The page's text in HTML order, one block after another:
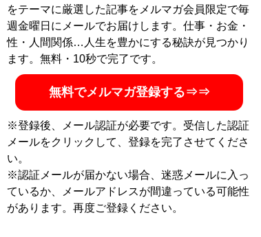
をテーマに厳選した記事をメルマガ会員限定で毎
週金曜日にメールでお届けします。仕事・お金・
性・人間関係…人生を豊かにする秘訣が見つかり
ます。無料・10秒で完了です。
無料でメルマガ登録する⇒⇒
※登録後、メール認証が必要です。受信した認証
メールをクリックして、登録を完了させてくださ
い。
※認証メールが届かない場合、迷惑メールに入っ
ているか、メールアドレスが間違っている可能性
があります。再度ご登録ください。